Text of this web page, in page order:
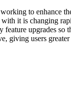
to enhance
it is changing
feature upgrades so
giving users